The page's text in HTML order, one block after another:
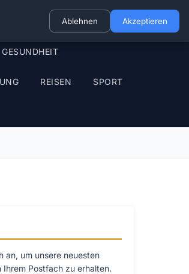
GESUNDHEIT
REISEN SPORT
an, um unsere neuesten
Postfach zu erhalten.
Ablehnen Akzeptieren